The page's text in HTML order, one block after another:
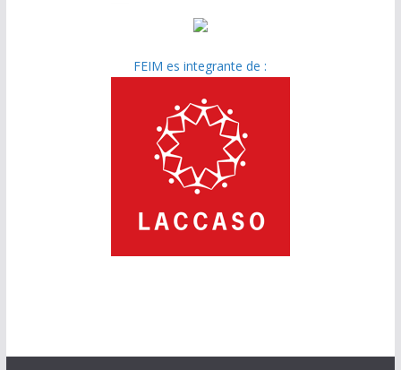
FEIM es integrante de :